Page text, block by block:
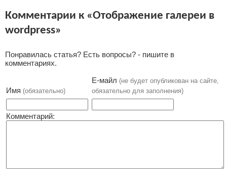
Комментарии к «Отображение галереи в
wordpress»
Понравилась статья? Есть вопросы? - пишите в
комментариях.
Имя (обязательно)
Е-майл (не будет опубликован на сайте,
обязательно для заполнения)
Комментарий: